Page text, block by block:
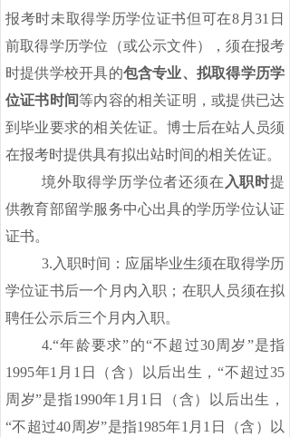
报考时未取得学历学位证书但可在8月31日
前取得学历学位（或公示文件），须在报考
时提供学校开具的包含专业、拟取得学历学
位证书时间等内容的相关证明，或提供已达
到毕业要求的相关佐证。博士后在站人员须
在报考时提供具有拟出站时间的相关佐证。
境外取得学历学位者还须在 入职时提
供教育部留学服务中心出具的学历学位认证
证书。
3.入职时间：应届毕业生须在取得学历
学位证书后一个月内入职；在职人员须在拟
聘任公示后三个月内入职。
4.“年龄要求”的“不超过30周岁”是指
1995年1月1日（含）以后出生，“不超过35
周岁”是指1990年1月1日（含）以后出生，
“不超过40周岁”是指1985年1月1日（含）以